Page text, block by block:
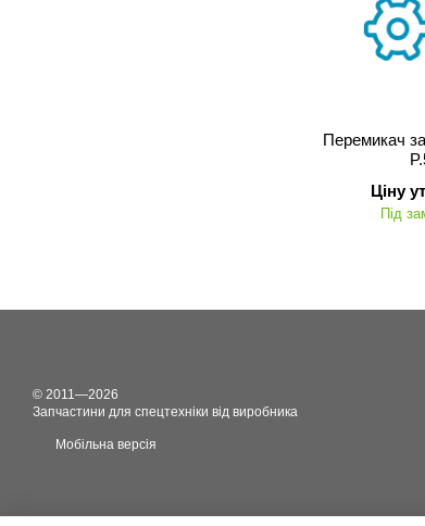
Перемикач
Ціну
Під
© 2011—2026
Запчастини для спецтехніки від виробника
Мобільна версія